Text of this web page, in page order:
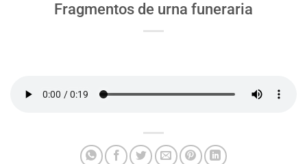
Fragmentos de urna funeraria